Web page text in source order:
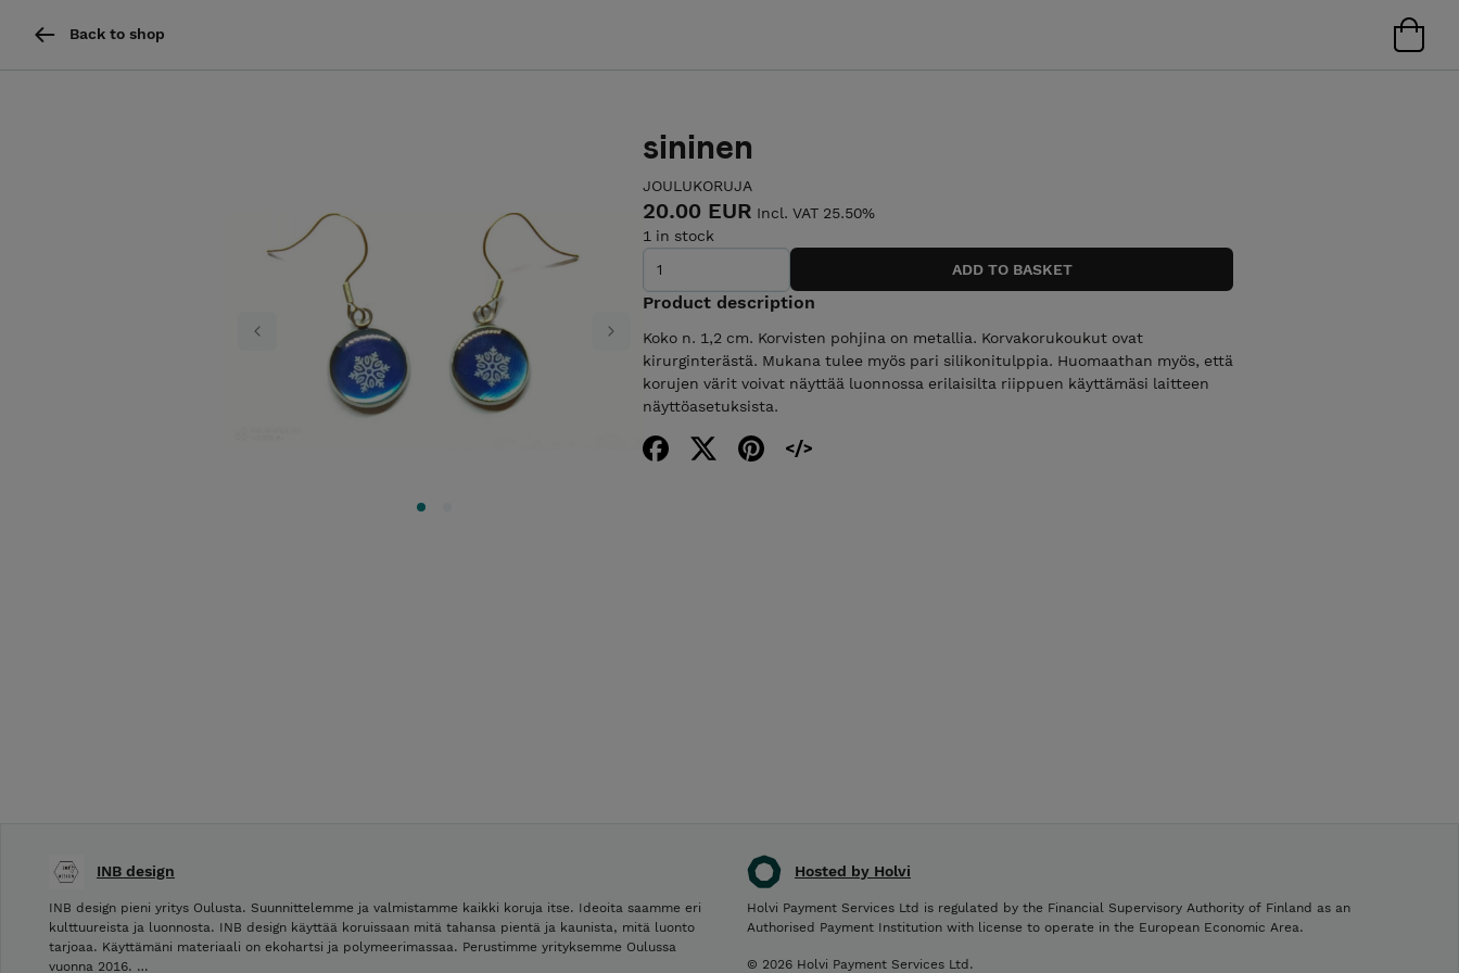
Back to shop
Previous Next
sininen
JOULUKORUJA
20.00 EUR Incl. VAT 25.50%
1 in stock
Product description
Koko n. 1,2 cm. Korvisten pohjina on metallia. Korvakorukoukut ovat
kirurginterästä. Mukana tulee myös pari silikonitulppia. Huomaathan myös, että
korujen värit voivat näyttää luonnossa erilaisilta riippuen käyttämäsi laitteen
näyttöasetuksista.
Hosted by Holvi
Holvi Payment Services Ltd is regulated by the Financial Supervisory Authority of Finland as an
Authorised Payment Institution with license to operate in the European Economic Area.
© 2026 Holvi Payment Services Ltd.
INB design
INB design pieni yritys Oulusta. Suunnittelemme ja valmistamme kaikki koruja itse. Ideoita saamme eri
kulttuureista ja luonnosta. INB design käyttää koruissaan mitä tahansa pientä ja kaunista, mitä luonto
tarjoaa. Käyttämäni materiaali on ekohartsi ja polymeerimassaa. Perustimme yrityksemme Oulussa
vuonna 2016. …